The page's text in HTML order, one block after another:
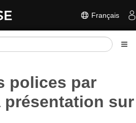
Français
polices par
présentation sur